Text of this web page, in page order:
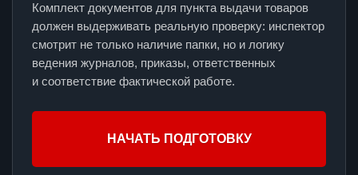
Комплект документов для пункта выдачи товаров
должен выдерживать реальную проверку: инспектор
смотрит не только наличие папки, но и логику
ведения журналов, приказы, ответственных
и соответствие фактической работе.
НАЧАТЬ ПОДГОТОВКУ